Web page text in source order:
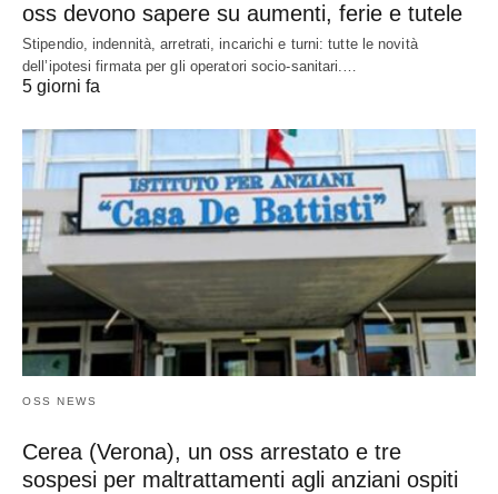
oss devono sapere su aumenti, ferie e tutele
Stipendio, indennità, arretrati, incarichi e turni: tutte le novità
dell’ipotesi firmata per gli operatori socio-sanitari.…
5 giorni fa
OSS NEWS
Cerea (Verona), un oss arrestato e tre
sospesi per maltrattamenti agli anziani ospiti